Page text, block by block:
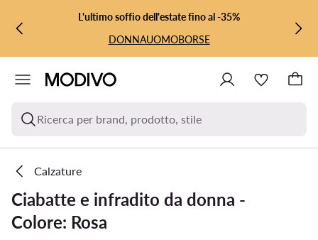
VAI AL CONTENUTO PRINCIPALE
VAI ALLA RICERCAL'ultimo soffio dell'estate fino al -35%
DONNAUOMOBORSE
Ricerca per brand, prodotto, stile
Calzature
Ciabatte e infradito da donna -
Colore: Rosa